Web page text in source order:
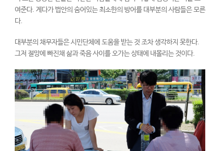
여준다. 게다가 법안의 숨어있는 최소한의 방어를 대부분의 사람들은 모른
다.
대부분의 채무자들은 시민단체에 도움을 받는 것 조차 생각하지 못한다.
그저 절망에 빠진채 삶과 죽음 사이를 오가는 상태에 내몰리는 것이다.